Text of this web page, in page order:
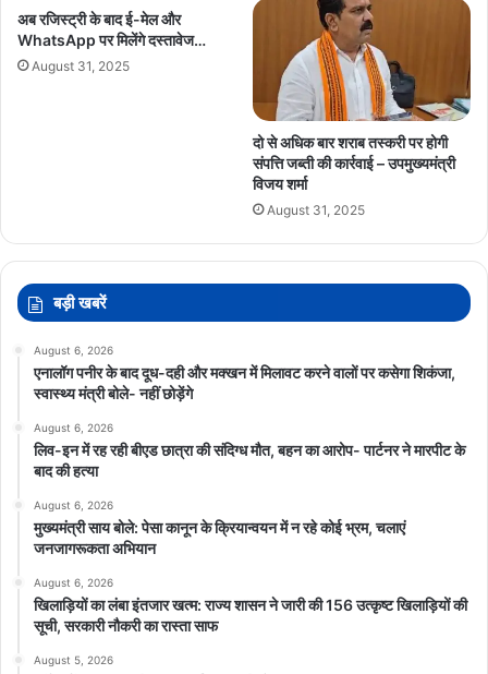
अब रजिस्ट्री के बाद ई-मेल और
WhatsApp पर मिलेंगे दस्तावेज…
August 31, 2025
दो से अधिक बार शराब तस्करी पर होगी
संपत्ति जब्ती की कार्रवाई – उपमुख्यमंत्री
विजय शर्मा
August 31, 2025
बड़ी खबरें
August 6, 2026
एनालॉग पनीर के बाद दूध-दही और मक्खन में मिलावट करने वालों पर कसेगा शिकंजा,
स्वास्थ्य मंत्री बोले- नहीं छोड़ेंगे
August 6, 2026
लिव-इन में रह रही बीएड छात्रा की संदिग्ध मौत, बहन का आरोप- पार्टनर ने मारपीट के
बाद की हत्या
August 6, 2026
मुख्यमंत्री साय बोले: पेसा कानून के क्रियान्वयन में न रहे कोई भ्रम, चलाएं
जनजागरूकता अभियान
August 6, 2026
खिलाड़ियों का लंबा इंतजार खत्म: राज्य शासन ने जारी की 156 उत्कृष्ट खिलाड़ियों की
सूची, सरकारी नौकरी का रास्ता साफ
August 5, 2026